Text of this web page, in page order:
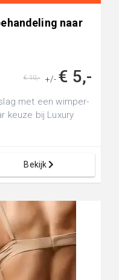
naar
+/- € 5,-
€ 10,-
met een wimper-
keuze bij Luxury
Bekijk